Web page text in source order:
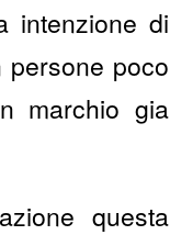
intenzione di
poco
marchio gia
questa